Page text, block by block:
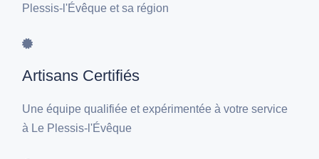
Plessis-l'Évêque et sa région
Artisans Certifiés
Une équipe qualifiée et expérimentée à votre service
à Le Plessis-l'Évêque